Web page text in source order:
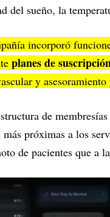
del sueño, la
incorporó
planes de
y asesoramiento
de
próximas a los
de pacientes que a